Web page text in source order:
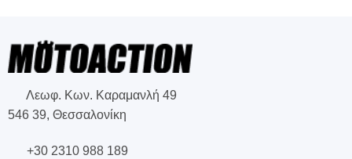
Λεωφ. Κων. Καραμανλή 49
546 39, Θεσσαλονίκη
+30 2310 988 189